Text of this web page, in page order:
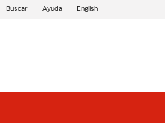
Buscar Ayuda English